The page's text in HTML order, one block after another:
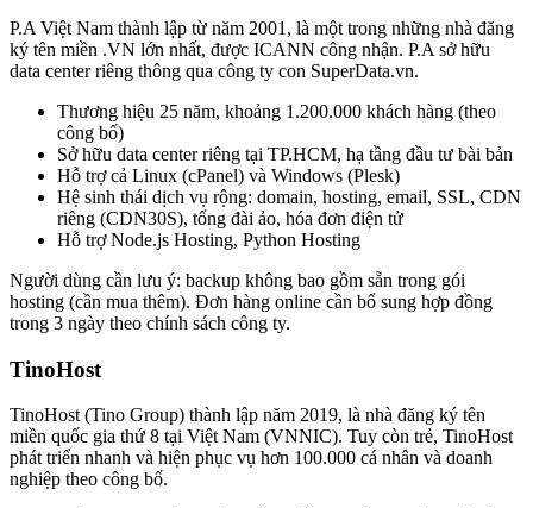
P.A Việt Nam thành lập từ năm 2001, là một trong những nhà đăng
ký tên miền .VN lớn nhất, được ICANN công nhận. P.A sở hữu
data center riêng thông qua công ty con SuperData.vn.
Thương hiệu 25 năm, khoảng 1.200.000 khách hàng (theo
công bố)
Sở hữu data center riêng tại TP.HCM, hạ tầng đầu tư bài bản
Hỗ trợ cả Linux (cPanel) và Windows (Plesk)
Hệ sinh thái dịch vụ rộng: domain, hosting, email, SSL, CDN
riêng (CDN30S), tổng đài ảo, hóa đơn điện tử
Hỗ trợ Node.js Hosting, Python Hosting
Người dùng cần lưu ý: backup không bao gồm sẵn trong gói
hosting (cần mua thêm). Đơn hàng online cần bổ sung hợp đồng
trong 3 ngày theo chính sách công ty.
TinoHost
TinoHost (Tino Group) thành lập năm 2019, là nhà đăng ký tên
miền quốc gia thứ 8 tại Việt Nam (VNNIC). Tuy còn trẻ, TinoHost
phát triển nhanh và hiện phục vụ hơn 100.000 cá nhân và doanh
nghiệp theo công bố.